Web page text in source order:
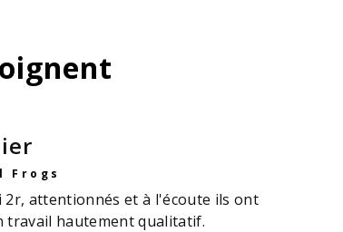
Frogs
2r, attentionnés et à l'écoute ils ont
travail hautement qualitatif.